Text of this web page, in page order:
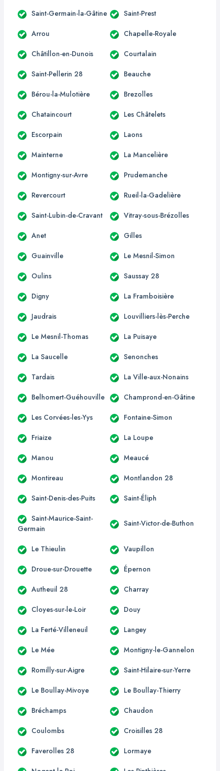
Saint-Germain-la-Gâtine Saint-Prest
Arrou Chapelle-Royale
Châtillon-en-Dunois Courtalain
Saint-Pellerin 28 Beauche
Bérou-la-Mulotière Brezolles
Chataincourt Les Châtelets
Escorpain Laons
Mainterne La Mancelière
Montigny-sur-Avre Prudemanche
Revercourt Rueil-la-Gadelière
Saint-Lubin-de-Cravant Vitray-sous-Brézolles
Anet Gilles
Guainville Le Mesnil-Simon
Oulins Saussay 28
Digny La Framboisière
Jaudrais Louvilliers-lès-Perche
Le Mesnil-Thomas La Puisaye
La Saucelle Senonches
Tardais La Ville-aux-Nonains
Belhomert-Guéhouville Champrond-en-Gâtine
Les Corvées-les-Yys Fontaine-Simon
Friaize La Loupe
Manou Meaucé
Montireau Montlandon 28
Saint-Denis-des-Puits Saint-Éliph
Saint-Maurice-Saint-
Germain
Saint-Victor-de-Buthon
Le Thieulin Vaupillon
Droue-sur-Drouette Épernon
Autheuil 28 Charray
Cloyes-sur-le-Loir Douy
La Ferté-Villeneuil Langey
Le Mée Montigny-le-Gannelon
Romilly-sur-Aigre Saint-Hilaire-sur-Yerre
Le Boullay-Mivoye Le Boullay-Thierry
Bréchamps Chaudon
Coulombs Croisilles 28
Faverolles 28 Lormaye